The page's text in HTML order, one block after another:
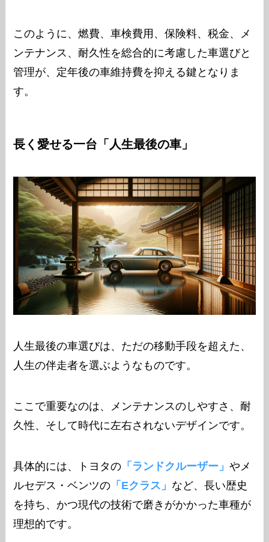
このように、燃費、車検費用、保険料、税金、メ
ンテナンス、耐久性を総合的に考慮した車選びと
管理が、定年後の車維持費を抑える鍵となりま
す。
長く愛せる一台「人生最後の車」
人生最後の車選びは、ただの移動手段を超えた、
人生の伴走者を選ぶようなものです。
ここで重要なのは、メンテナンスのしやすさ、耐
久性、そして時代に左右されないデザインです。
具体的には、トヨタの 「ランドクルーザー」やメ
ルセデス・ベンツの 「Eクラス」 など、長い歴史
を持ち、かつ現代の技術で磨きがかかった車種が
理想的です。